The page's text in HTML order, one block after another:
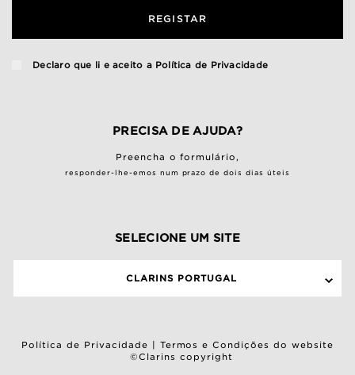
REGISTAR
Declaro que li e aceito a Política de Privacidade
PRECISA DE AJUDA?
Preencha oformulário ,
responder-lhe-emos num prazo de dois dias úteis
SELECIONE UM SITE
CLARINS PORTUGAL
Política de Privacidade | Termos e Condições do website
©Clarins copyright